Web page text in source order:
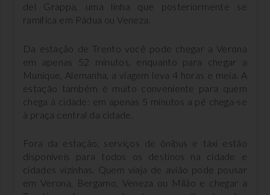
del Grappa, uma linha que posteriormente se
ramifica em Pádua ou Veneza.
Da estação de Trento você pode chegar a Verona
em apenas 52 minutos, enquanto para chegar a
Munique, Alemanha, a viagem leva 4 horas e meia. A
estação também é muito conveniente para quem
chega à cidade: em apenas 5 minutos a pé chega-se
à praça central da cidade.
Fora da estação, serviços de ônibus e táxi estão
disponíveis para todos os destinos na cidade e
cidades vizinhas. Quem viaja de avião pode pousar
em Verona, Bergamo, Veneza ou Milão e chegar a